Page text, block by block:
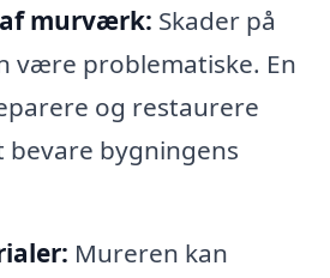
murværk: Skader på
være problematiske. En
og restaurere
bevare bygningens
Mureren kan